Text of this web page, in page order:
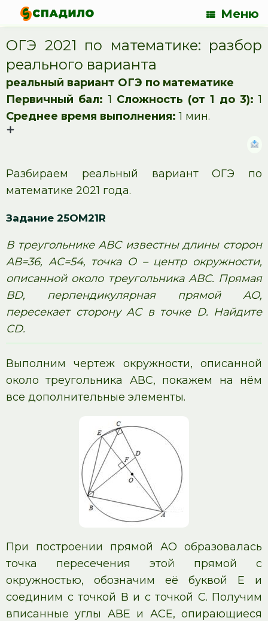
Меню
ОГЭ 2021 по математике: разбор
реального варианта
реальный вариант ОГЭ по математике
Первичный бал: 1 Сложность (от 1 до 3): 1
Среднее время выполнения: 1 мин.
Разбираем реальный вариант ОГЭ по
математике 2021 года.
Задание 25OM21R
В треугольнике АВС известны длины сторон
АВ=36, АС=54, точка О – центр окружности,
описанной около треугольника АВС. Прямая
ВD, перпендикулярная прямой АО,
пересекает сторону АС в точке D. Найдите
СD.
Выполним чертеж окружности, описанной
около треугольника АВС, покажем на нём
все дополнительные элементы.
При построении прямой АО образовалась
точка пересечения этой прямой с
окружностью, обозначим её буквой Е и
соединим с точкой В и с точкой С. Получим
вписанные углы АВЕ и АСЕ, опирающиеся